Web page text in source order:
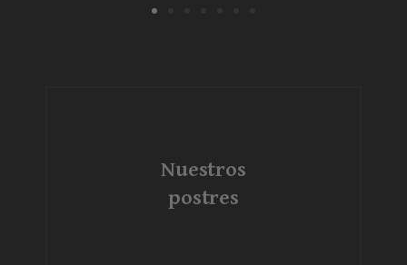
Nuestros
postres